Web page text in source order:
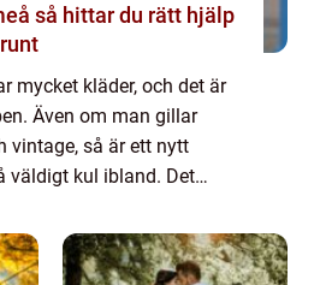
hjälp
mycket kläder, och det är
Även om man gillar
vintage, så är ett nytt
väldigt kul ibland. Det